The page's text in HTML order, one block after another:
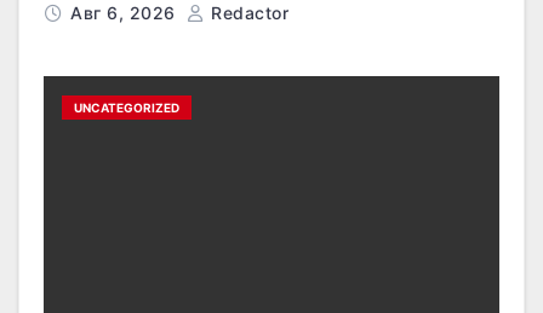
Авг 6, 2026 Redactor
UNCATEGORIZED